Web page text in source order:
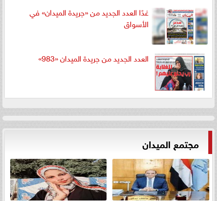
غدًا العدد الجديد من «جريدة الميدان» في
الأسواق
العدد الجديد من جريدة الميدان «983»
مجتمع الميدان